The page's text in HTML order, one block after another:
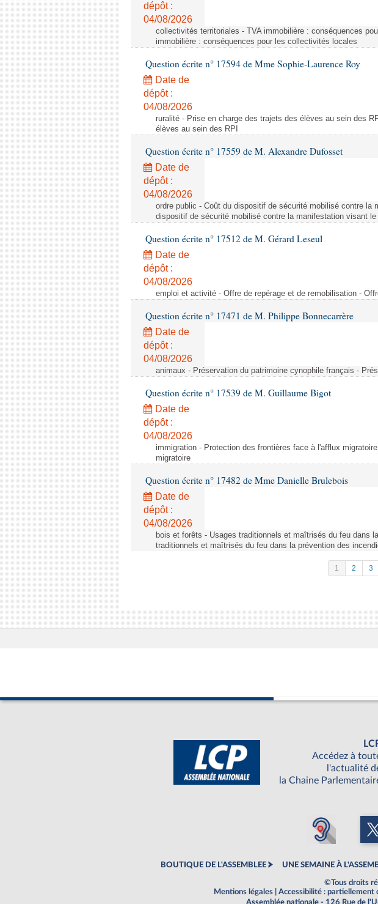
dépôt :
04/08/2026
collectivités territoriales - TVA immobilière : conséquences
immobilière : conséquences pour les collectivités locales
Question écrite n° 17594 de Mme Sophie-Laurence Roy
Date de
dépôt :
04/08/2026
ruralité - Prise en charge des trajets des élèves au sein des
élèves au sein des RPI
Question écrite n° 17559 de M. Alexandre Dufosset
Date de
dépôt :
04/08/2026
ordre public - Coût du dispositif de sécurité mobilisé contre la
dispositif de sécurité mobilisé contre la manifestation visant le
Question écrite n° 17512 de M. Gérard Leseul
Date de
dépôt :
04/08/2026
emploi et activité - Offre de repérage et de remobilisation -
Question écrite n° 17471 de M. Philippe Bonnecarrère
Date de
dépôt :
04/08/2026
animaux - Préservation du patrimoine cynophile français -
Question écrite n° 17539 de M. Guillaume Bigot
Date de
dépôt :
04/08/2026
immigration - Protection des frontières face à l'afflux
migratoire
Question écrite n° 17482 de Mme Danielle Brulebois
Date de
dépôt :
04/08/2026
bois et forêts - Usages traditionnels et maîtrisés du feu dans
traditionnels et maîtrisés du feu dans la prévention des
1 2 3
Accédez à
l'actualité
la Chaine
BOUTIQUE DE L'ASSEMBLEE UNE SEMAINE À
©Tous droits
Mentions légales
Accessibilité : partiellement
Assemblée nationale - 126 Rue de